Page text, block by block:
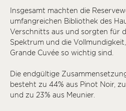
ème
ème
ème
ème
ème
Insgesamt machten die
umfangreichen Bibliothek des
Verschnitts aus und sorgten für
Spektrum und die
Grande Cuvée so wichtig sind.
Die endgültige
besteht zu 44% aus Pinot Noir,
und zu 23% aus Meunier.